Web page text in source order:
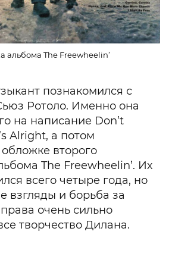
альбома The Freewheelin’
познакомился с
Ротоло. Именно она
на написание Don’t
Alright, а потом
второго
The Freewheelin’. Их
всего четыре года, но
взгляды и борьба за
очень сильно
творчество Дилана.